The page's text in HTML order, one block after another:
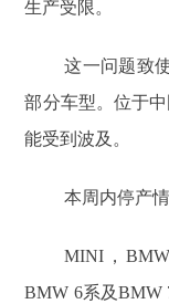
生产受限。
这一问题致
部分车型。位于
能受到波及。
本周内停产
MINI，
BMW 6系及BMW